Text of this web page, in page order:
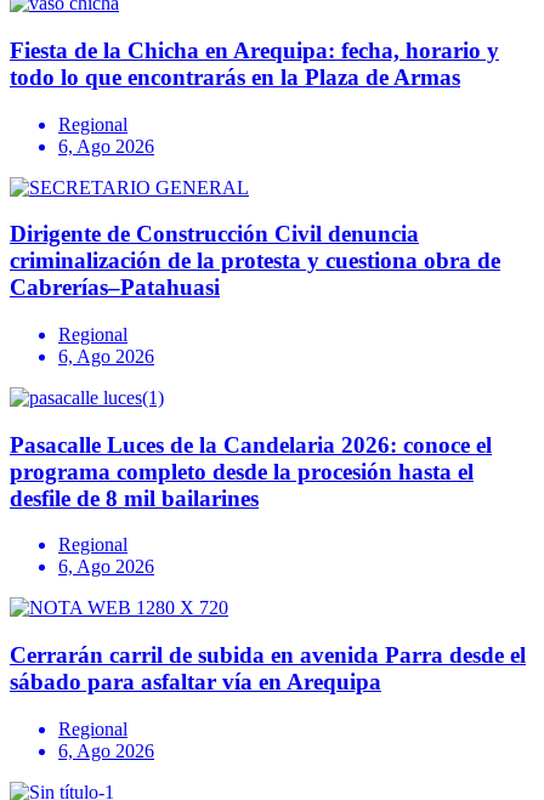
Fiesta de la Chicha en Arequipa: fecha, horario y
todo lo que encontrarás en la Plaza de Armas
Regional
6, Ago 2026
Dirigente de Construcción Civil denuncia
criminalización de la protesta y cuestiona obra de
Cabrerías–Patahuasi
Regional
6, Ago 2026
Pasacalle Luces de la Candelaria 2026: conoce el
programa completo desde la procesión hasta el
desfile de 8 mil bailarines
Regional
6, Ago 2026
Cerrarán carril de subida en avenida Parra desde el
sábado para asfaltar vía en Arequipa
Regional
6, Ago 2026